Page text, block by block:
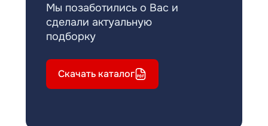
Мы позаботились о Вас и
сделали актуальную
подборку
Скачать каталог